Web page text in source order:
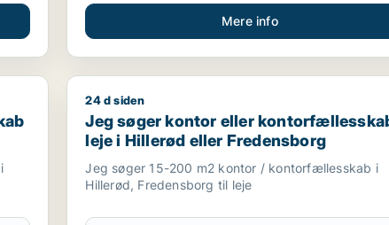
Mere info
leje i GentofteJeg søger kontor eller kontorfællesskab til
24 d siden
Jeg søger kontor eller
leje i Hillerød eller Fredensborg
Jeg søger 15-200 m2 kontor / kontorfællesskab i
Hillerød, Fredensborg til leje